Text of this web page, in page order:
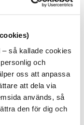
så kallade cookies
och
oss att anpassa
att dela via
används, så
den för dig och